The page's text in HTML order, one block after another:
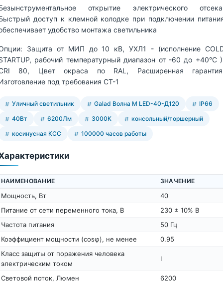
открытие электрического
доступ к клемной колодке при подключении
удобство монтажа светильника
Защита от МИП до 10 кВ, УХЛ1 - (исполнение
рабочий температурный диапазон от -60 до +40°С
80, Цвет окраса по RAL, Расширенная
под требования СТ-1
Уличный светильник Galad Волна M LED-40-Д120
IP66
40Вт
6200Лм 3000К
консольный/торшерный
косинусная КСС
100000 часов работы
НАИМЕНОВАНИЕ ЗНАЧЕНИЕ
Мощность, Вт
40
Питание от сети переменного тока, В
230 ± 10% В
Частота питания
50 Гц
Коэффициент мощности (cosφ), не менее
0.95
Класс защиты от поражения человека
электрическим током
I
Световой поток, Люмен 6200